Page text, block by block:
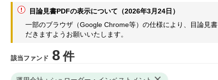
目論見書PDFの表示について（2026年3月24日）
一部のブラウザ（Google Chrome等）の仕様により、目論見
だきますようお願いいたします。
該当ファンド 8 件